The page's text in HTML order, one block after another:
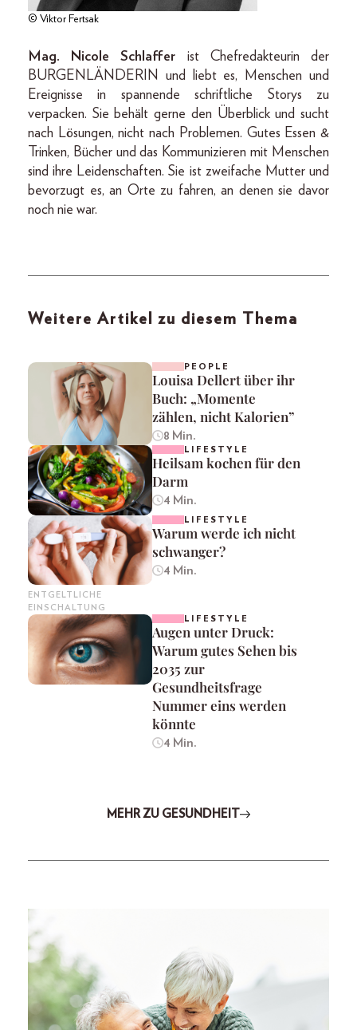
© Viktor Fertsak
Mag. Nicole Schlaffer ist Chefredakteurin der
BURGENLÄNDERIN und liebt es, Menschen und
Ereignisse in spannende schriftliche Storys zu
verpacken. Sie behält gerne den Überblick und sucht
nach Lösungen, nicht nach Problemen. Gutes Essen &
Trinken, Bücher und das Kommunizieren mit Menschen
sind ihre Leidenschaften. Sie ist zweifache Mutter und
bevorzugt es, an Orte zu fahren, an denen sie davor
noch nie war.
Weitere Artikel zu diesem Thema
PEOPLE
Louisa Dellert über ihr
Buch: „Momente
zählen, nicht Kalorien”
8 Min.
LIFESTYLE
Heilsam kochen für den
Darm
4 Min.
ENTGELTLICHE
EINSCHALTUNG
LIFESTYLE
Warum werde ich nicht
schwanger?
4 Min.
LIFESTYLE
Augen unter Druck:
Warum gutes Sehen bis
2035 zur
Gesundheitsfrage
Nummer eins werden
könnte
4 Min.
MEHR ZU GESUNDHEIT